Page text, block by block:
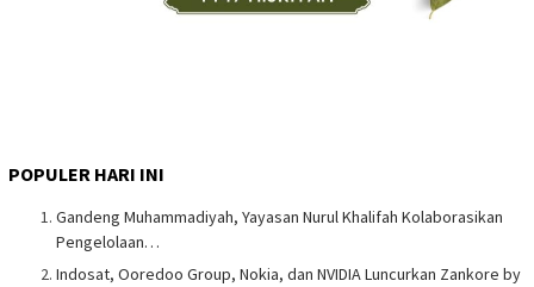
POPULER HARI INI
Gandeng Muhammadiyah, Yayasan Nurul Khalifah Kolaborasikan
Pengelolaan…
Indosat, Ooredoo Group, Nokia, dan NVIDIA Luncurkan Zankore by